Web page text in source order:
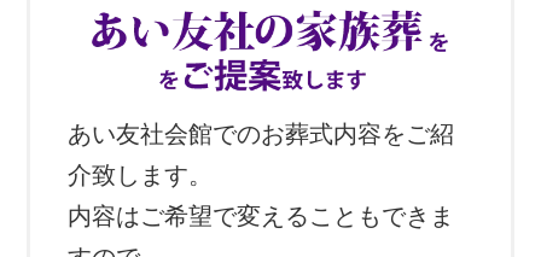
あい友社会館でのお葬式内容をご紹
介致します。
内容はご希望で変えることもできま